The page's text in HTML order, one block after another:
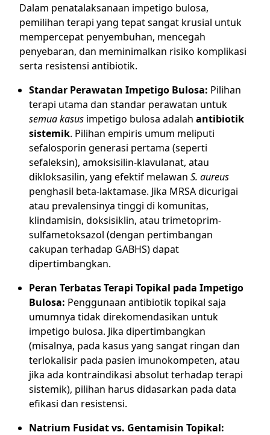
Dalam penatalaksanaan impetigo bulosa,
pemilihan terapi yang tepat sangat krusial untuk
mempercepat penyembuhan, mencegah
penyebaran, dan meminimalkan risiko komplikasi
serta resistensi antibiotik.
Standar Perawatan Impetigo Bulosa: Pilihan
terapi utama dan standar perawatan untuk
semua kasus impetigo bulosa adalah antibiotik
sistemik. Pilihan empiris umum meliputi
sefalosporin generasi pertama (seperti
sefaleksin), amoksisilin-klavulanat, atau
dikloksasilin, yang efektif melawan S. aureus
penghasil beta-laktamase. Jika MRSA dicurigai
atau prevalensinya tinggi di komunitas,
klindamisin, doksisiklin, atau trimetoprim-
sulfametoksazol (dengan pertimbangan
cakupan terhadap GABHS) dapat
dipertimbangkan.
Peran Terbatas Terapi Topikal pada Impetigo
Bulosa: Penggunaan antibiotik topikal saja
umumnya tidak direkomendasikan untuk
impetigo bulosa. Jika dipertimbangkan
(misalnya, pada kasus yang sangat ringan dan
terlokalisir pada pasien imunokompeten, atau
jika ada kontraindikasi absolut terhadap terapi
sistemik), pilihan harus didasarkan pada data
efikasi dan resistensi.
Natrium Fusidat vs. Gentamisin Topikal: